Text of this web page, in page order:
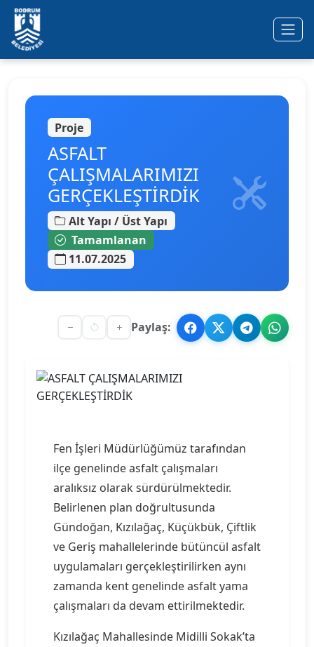
Ana içeriğe geç
Proje
ASFALT
ÇALIŞMALARIMIZI
GERÇEKLEŞTİRDİK
Alt Yapı / Üst Yapı
Tamamlanan
11.07.2025
Paylaş:
Fen İşleri Müdürlüğümüz tarafından
ilçe genelinde asfalt çalışmaları
aralıksız olarak sürdürülmektedir.
Belirlenen plan doğrultusunda
Gündoğan, Kızılağaç, Küçükbük, Çiftlik
ve Geriş mahallelerinde bütüncül asfalt
uygulamaları gerçekleştirilirken aynı
zamanda kent genelinde asfalt yama
çalışmaları da devam ettirilmektedir.
Kızılağaç Mahallesinde Midilli Sokak’ta